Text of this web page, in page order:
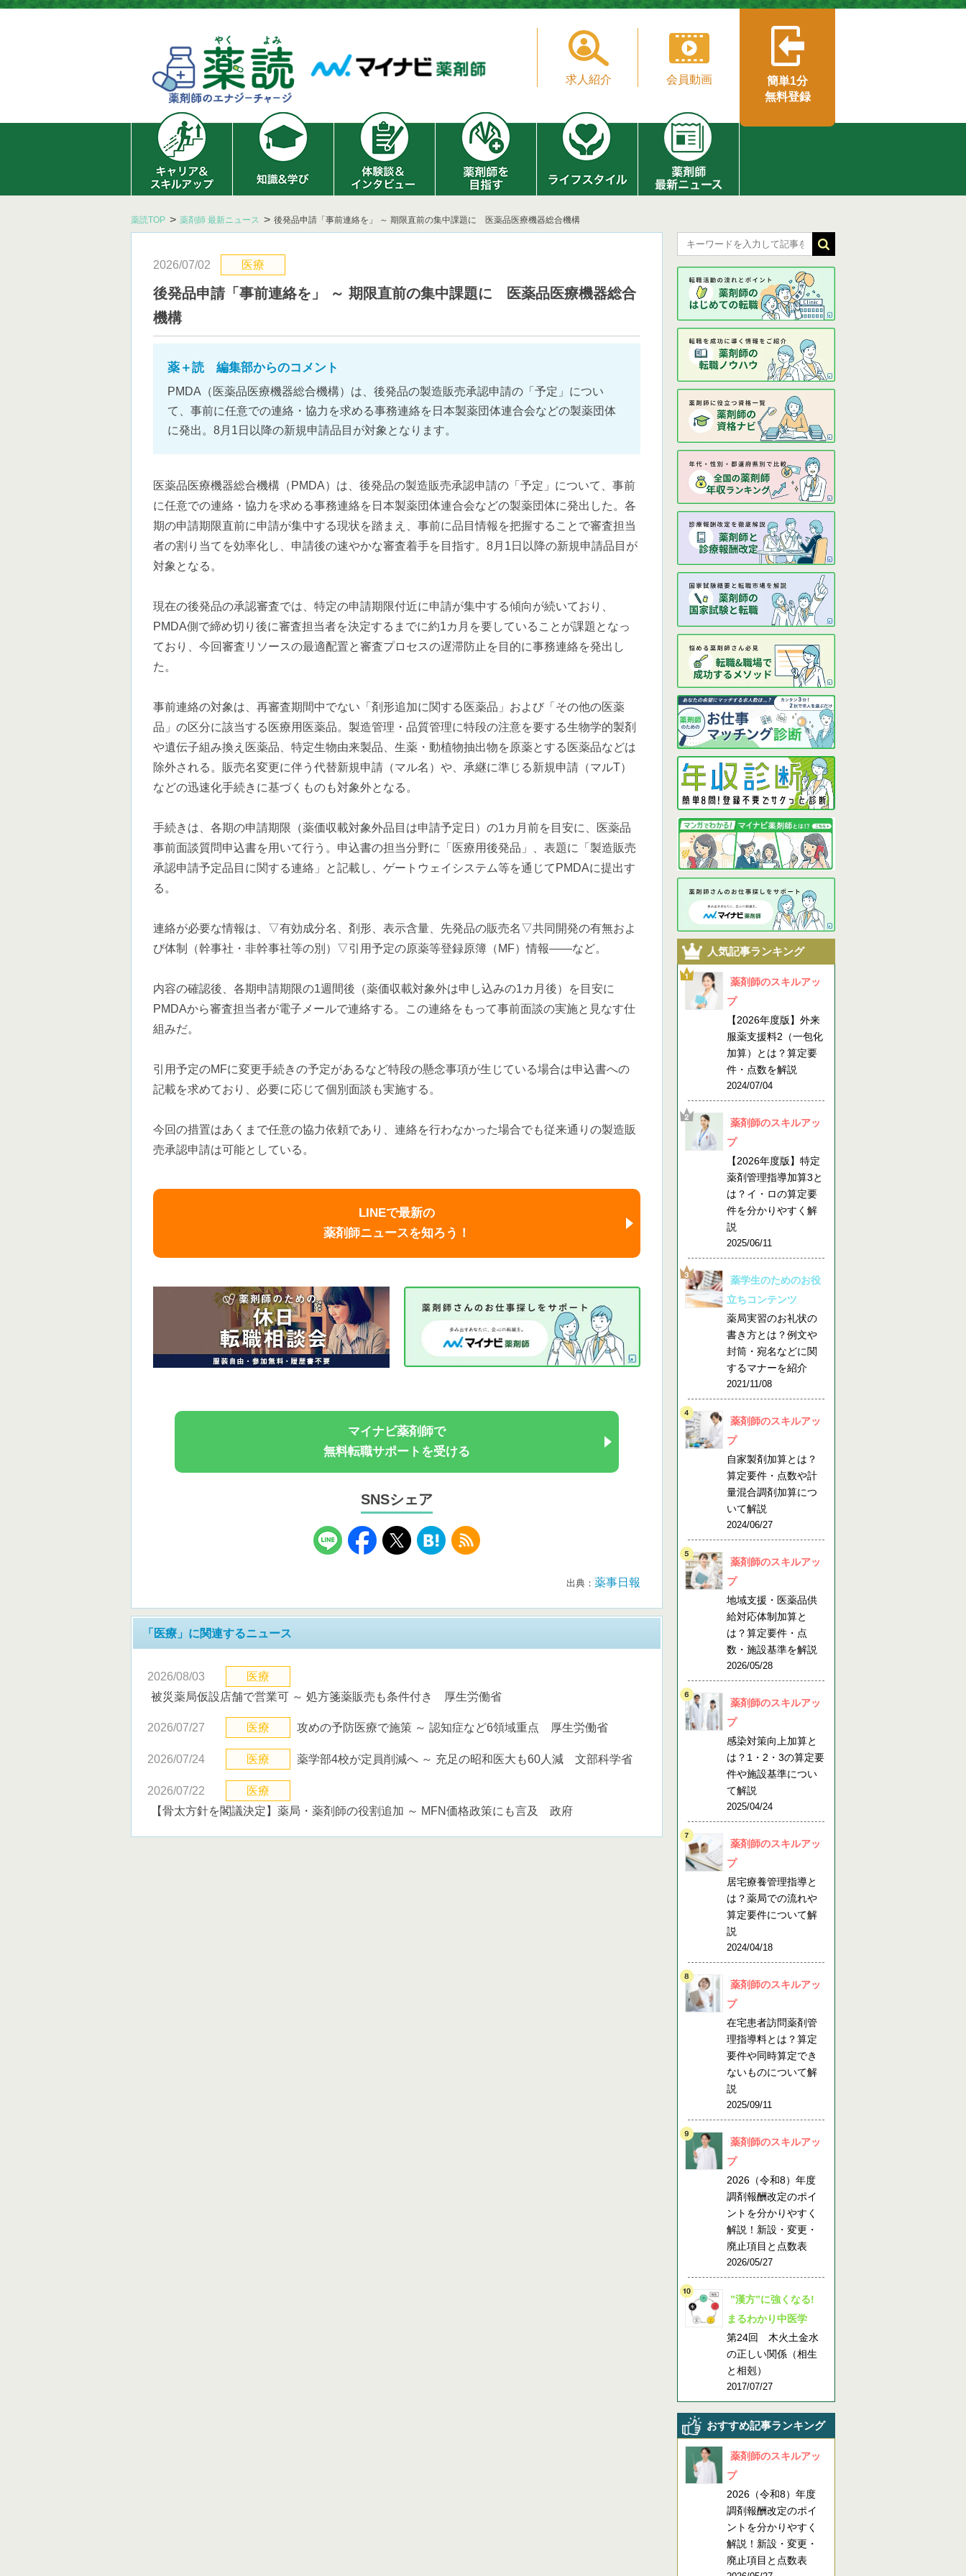
求人紹介 会員動画
簡単1分
無料登録
薬読TOP 薬剤師 最新ニュース 後発品申請「事前連絡を」 ～ 期限直前の集中課題に 医薬品医療機器総合機構
2026/07/02 医療
後発品申請「事前連絡を」 ～ 期限直前の集中課題に 医薬品医療機器総合
機構
薬＋読 編集部からのコメント
PMDA（医薬品医療機器総合機構）は、後発品の製造販売承認申請の「予定」につい
て、事前に任意での連絡・協力を求める事務連絡を日本製薬団体連合会などの製薬団体
に発出。8月1日以降の新規申請品目が対象となります。
医薬品医療機器総合機構（PMDA）は、後発品の製造販売承認申請の「予定」について、事前
に任意での連絡・協力を求める事務連絡を日本製薬団体連合会などの製薬団体に発出した。各
期の申請期限直前に申請が集中する現状を踏まえ、事前に品目情報を把握することで審査担当
者の割り当てを効率化し、申請後の速やかな審査着手を目指す。8月1日以降の新規申請品目が
対象となる。
現在の後発品の承認審査では、特定の申請期限付近に申請が集中する傾向が続いており、
PMDA側で締め切り後に審査担当者を決定するまでに約1カ月を要していることが課題となっ
ており、今回審査リソースの最適配置と審査プロセスの遅滞防止を目的に事務連絡を発出し
た。
事前連絡の対象は、再審査期間中でない「剤形追加に関する医薬品」および「その他の医薬
品」の区分に該当する医療用医薬品。製造管理・品質管理に特段の注意を要する生物学的製剤
や遺伝子組み換え医薬品、特定生物由来製品、生薬・動植物抽出物を原薬とする医薬品などは
除外される。販売名変更に伴う代替新規申請（マル名）や、承継に準じる新規申請（マルT）
などの迅速化手続きに基づくものも対象外となる。
手続きは、各期の申請期限（薬価収載対象外品目は申請予定日）の1カ月前を目安に、医薬品
事前面談質問申込書を用いて行う。申込書の担当分野に「医療用後発品」、表題に「製造販売
承認申請予定品目に関する連絡」と記載し、ゲートウェイシステム等を通じてPMDAに提出す
る。
連絡が必要な情報は、▽有効成分名、剤形、表示含量、先発品の販売名▽共同開発の有無およ
び体制（幹事社・非幹事社等の別）▽引用予定の原薬等登録原簿（MF）情報――など。
内容の確認後、各期申請期限の1週間後（薬価収載対象外は申し込みの1カ月後）を目安に
PMDAから審査担当者が電子メールで連絡する。この連絡をもって事前面談の実施と見なす仕
組みだ。
引用予定のMFに変更手続きの予定があるなど特段の懸念事項が生じている場合は申込書への
記載を求めており、必要に応じて個別面談も実施する。
今回の措置はあくまで任意の協力依頼であり、連絡を行わなかった場合でも従来通りの製造販
売承認申請は可能としている。
LINEで最新の
薬剤師ニュースを知ろう！
マイナビ薬剤師で
無料転職サポートを受ける
SNSシェア
出典： 薬事日報
「医療」に関連するニュース
2026/08/03
医療
被災薬局仮設店舗で営業可 ～ 処方箋薬販売も条件付き 厚生労働省
2026/07/27 医療 攻めの予防医療で施策 ～ 認知症など6領域重点 厚生労働省
2026/07/24 医療 薬学部4校が定員削減へ ～ 充足の昭和医大も60人減 文部科学省
2026/07/22
医療
【骨太方針を閣議決定】薬局・薬剤師の役割追加 ～ MFN価格政策にも言及 政府
人気記事ランキング
薬剤師のスキルアッ
プ
【2026年度版】外来
服薬支援料2（一包化
加算）とは？算定要
件・点数を解説
2024/07/04
薬剤師のスキルアッ
プ
【2026年度版】特定
薬剤管理指導加算3と
は？イ・ロの算定要
件を分かりやすく解
説
2025/06/11
薬学生のためのお役
立ちコンテンツ
薬局実習のお礼状の
書き方とは？例文や
封筒・宛名などに関
するマナーを紹介
2021/11/08
薬剤師のスキルアッ
プ
自家製剤加算とは？
算定要件・点数や計
量混合調剤加算につ
いて解説
2024/06/27
薬剤師のスキルアッ
プ
地域支援・医薬品供
給対応体制加算と
は？算定要件・点
数・施設基準を解説
2026/05/28
薬剤師のスキルアッ
プ
感染対策向上加算と
は？1・2・3の算定要
件や施設基準につい
て解説
2025/04/24
薬剤師のスキルアッ
プ
居宅療養管理指導と
は？薬局での流れや
算定要件について解
説
2024/04/18
薬剤師のスキルアッ
プ
在宅患者訪問薬剤管
理指導料とは？算定
要件や同時算定でき
ないものについて解
説
2025/09/11
薬剤師のスキルアッ
プ
2026（令和8）年度
調剤報酬改定のポイ
ントを分かりやすく
解説！新設・変更・
廃止項目と点数表
2026/05/27
”漢方”に強くなる!
まるわかり中医学
第24回 木火土金水
の正しい関係（相生
と相剋）
2017/07/27
おすすめ記事ランキング
薬剤師のスキルアッ
プ
2026（令和8）年度
調剤報酬改定のポイ
ントを分かりやすく
解説！新設・変更・
廃止項目と点数表